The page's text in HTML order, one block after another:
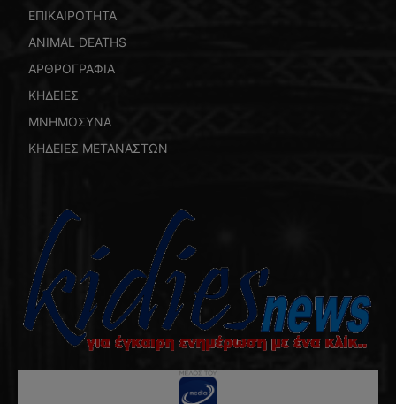
ΕΠΙΚΑΙΡΟΤΗΤΑ
ANIMAL DEATHS
ΑΡΘΡΟΓΡΑΦΙΑ
ΚΗΔΕΙΕΣ
ΜΝΗΜΟΣΥΝΑ
ΚΗΔΕΙΕΣ ΜΕΤΑΝΑΣΤΩΝ